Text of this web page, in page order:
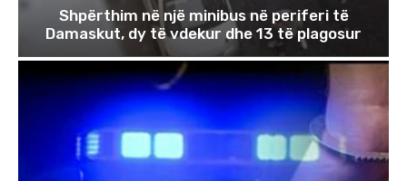
Shpërthim në një minibus në periferi të
Damaskut, dy të vdekur dhe 13 të plagosur